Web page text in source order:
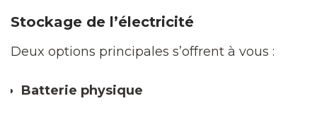
Stockage de l’électricité
Deux options principales s’offrent à vous :
Batterie physique